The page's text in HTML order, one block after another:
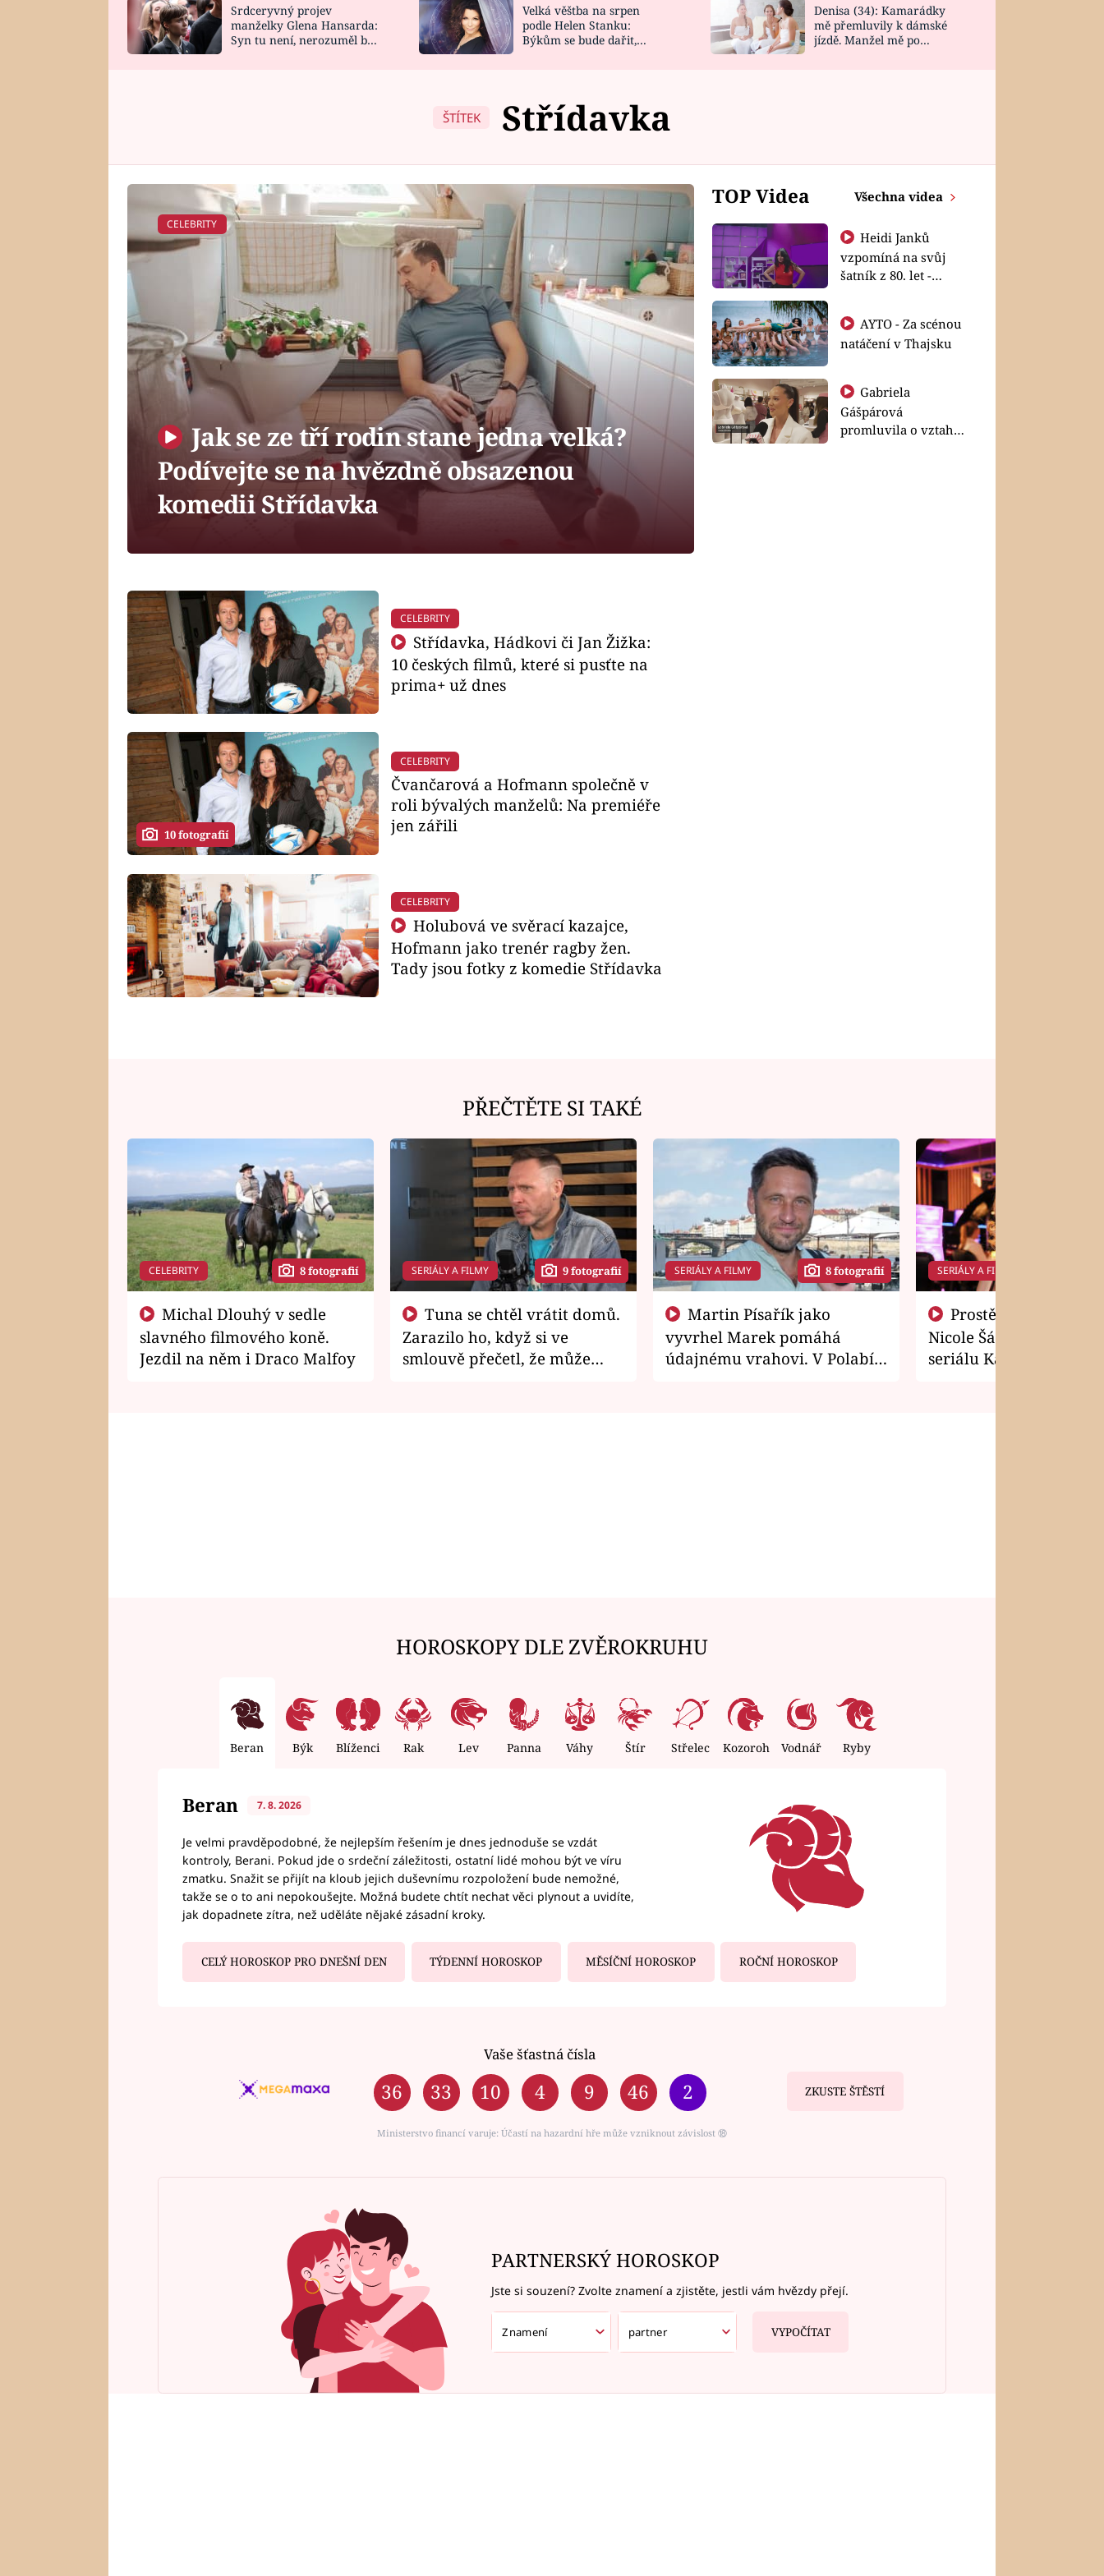
HOROSKOP NA
CELEBRITY
VAŘENÍ
NOVINKY
VIDEORECEPTY
DESIGN
Srdceryvný projev
manželky Glena Hansarda:
Syn tu není, nerozuměl by
Velká věštba na srpen
podle Helen Stanku:
Býkům se bude dařit,
Denisa (34): Kamarádky
mě přemluvily k dámské
jízdě. Manžel mě po
ŠTÍTEK Střídavka
TOP Videa Všechna videa
Heidi Janků
vzpomíná na svůj
šatník z 80. let -
natáčení v Thajsku
Gabriela
Gášpárová
promluvila o vztahu
CELEBRITY
Jak se ze tří rodin stane jedna velká?
Podívejte se na hvězdně obsazenou
komedii Střídavka
CELEBRITY
Střídavka, Hádkovi či Jan Žižka:
10 českých filmů, které si pusťte na
prima+ už dnes
10 fotografií
CELEBRITY
Čvančarová a Hofmann společně v
roli bývalých manželů: Na premiéře
jen zářili
CELEBRITY
Holubová ve svěrací kazajce,
Hofmann jako trenér ragby žen.
Tady jsou fotky z komedie Střídavka
PŘEČTĚTE SI TAKÉ
CELEBRITY 8 fotografií
slavného filmového koně.
Jezdil na něm i Draco Malfoy
SERIÁLY A FILMY 9 fotografií
Zarazilo ho, když si ve
smlouvě přečetl, že může
SERIÁLY A FILMY 8 fotografií
vyvrhel Marek pomáhá
údajnému vrahovi. V Polabí
SERIÁLY A FILMY
Nicole Šáchová získala
seriálu Kamarádi
HOROSKOPY DLE ZVĚROKRUHU
Beran Býk Blíženci Rak Lev Panna Váhy Štír Střelec Kozoroh Vodnář Ryby
Beran 7. 8. 2026
Je velmi pravděpodobné, že nejlepším řešením je dnes jednoduše se vzdát
kontroly, Berani. Pokud jde o srdeční záležitosti, ostatní lidé mohou být ve víru
zmatku. Snažit se přijít na kloub jejich duševnímu rozpoložení bude nemožné,
takže se o to ani nepokoušejte. Možná budete chtít nechat věci plynout a uvidíte,
jak dopadnete zítra, než uděláte nějaké zásadní kroky.
CELÝ HOROSKOP PRO DNEŠNÍ DEN TÝDENNÍ HOROSKOP MĚSÍČNÍ HOROSKOP ROČNÍ HOROSKOP
Vaše šťastná čísla
36 33 10 4 9 46 2 ZKUSTE ŠTĚSTÍ
Ministerstvo financí varuje: Účastí na hazardní hře může vzniknout závislost ⑱
PARTNERSKÝ HOROSKOP
Jste si souzení? Zvolte znamení a zjistěte, jestli vám hvězdy přejí.
VYPOČÍTAT